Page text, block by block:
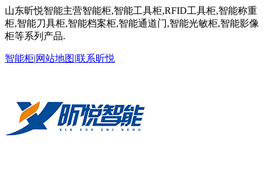
山东昕悦智能主营智能柜,智能工具柜,RFID工具柜,智能称重
柜,智能刀具柜,智能档案柜,智能通道门,智能光敏柜,智能影像
柜等系列产品.
智能柜|网站地图|联系昕悦